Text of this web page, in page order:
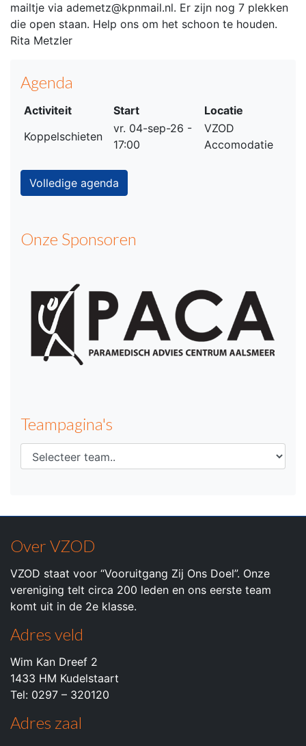
mailtje via ademetz@kpnmail.nl. Er zijn nog 7 plekken
die open staan. Help ons om het schoon te houden.
Rita Metzler
Agenda
Activiteit Start
Locatie
Koppelschieten
vr. 04-sep-26 -
17:00
VZOD
Accomodatie
Volledige agenda
Onze Sponsoren
Teampagina's
Over VZOD
VZOD staat voor “Vooruitgang Zij Ons Doel”. Onze
vereniging telt circa 200 leden en ons eerste team
komt uit in de 2e klasse.
Adres veld
Wim Kan Dreef 2
1433 HM Kudelstaart
Tel: 0297 – 320120
Adres zaal